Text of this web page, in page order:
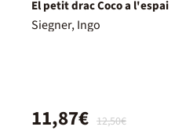
El petit drac Coco a l'espai
Siegner, Ingo
12,50€
11,87€